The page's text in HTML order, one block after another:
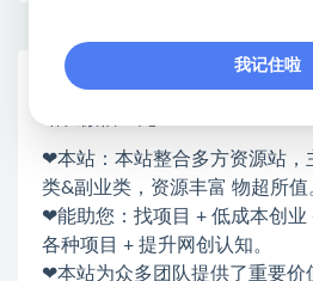
网赚基地简介
❤本站：本站整合多方资源站，
类&副业类，资源丰富 物超所值
❤能助您：找项目 + 低成本创业
各种项目 + 提升网创认知。
❤本站为众多团队提供了重要价
我记住啦